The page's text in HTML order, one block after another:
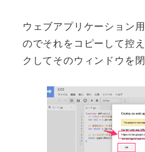
ウェブアプリケーション
のでそれをコピーして控え
クしてそのウィンドウを閉